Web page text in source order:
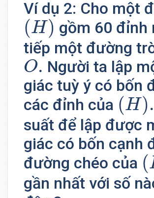
Ví dụ 2: Cho một
(H)
(H) gồm 60 đỉnh
tiếp một đường
O.
O. Người ta lập
giác tuỳ ý có bốn
các đỉnh của (H ).
(H).
suất để lập được
giác có bốn cạnh
đường chéo của (
(
gần nhất với số